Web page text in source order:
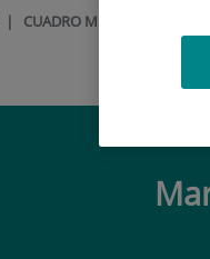
| CUADRO MÉDICO